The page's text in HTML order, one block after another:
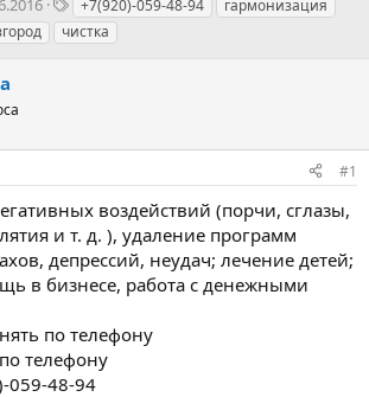
е
г
+7(920)-059-48-94
гармонизация
чистка
#1
воздействий (порчи, сглазы,
и т. д. ), удаление программ
депрессий, неудач; лечение детей;
в бизнесе, работа с денежными
по телефону
телефону
059-48-94